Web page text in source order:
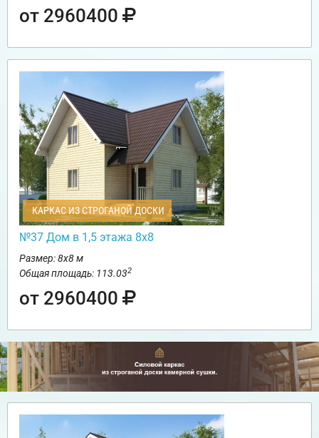
от 2960400
КАРКАС ИЗ СТРОГАНОЙ ДОСКИ
№37 Дом в 1,5 этажа 8х8
Размер: 8х8 м
Общая площадь: 113.032
от 2960400